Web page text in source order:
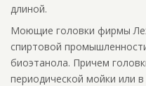
длиной.
Моющие головки фирмы
спиртовой
биоэтанола. Причем
периодической мойки или